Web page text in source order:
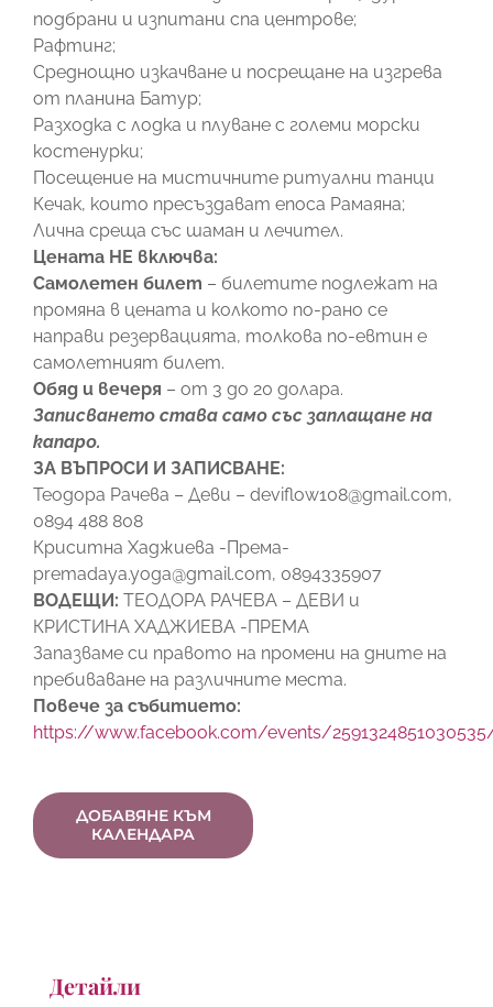
подбрани и изпитани спа центрове;
Рафтинг;
Среднощно изкачване и посрещане на изгрева
от планина Батур;
Разходка с лодка и плуване с големи морски
костенурки;
Посещение на мистичните ритуални танци
Кечак, които пресъздават епоса Рамаяна;
Лична среща със шаман и лечител.
Цената НЕ включва:
Самолетен билет – билетите подлежат на
промяна в цената и колкото по-рано се
направи резервацията, толкова по-евтин е
самолетният билет.
Обяд и вечеря – от 3 до 20 долара.
​Записването става само със заплащане на
капаро.
ЗА ВЪПРОСИ И ЗАПИСВАНЕ:
Теодора Рачева – Деви – deviflow108@gmail.com,
0894 488 808
Криситна Хаджиева -Према-
premadaya.yoga@gmail.com, 0894335907
ВОДЕЩИ: ТЕОДОРА РАЧЕВА – ДЕВИ и
КРИСТИНА ХАДЖИЕВА -ПРЕМА
Запазваме си правото на промени на дните на
пребиваване на различните места.
Повече за събитието:
https://www.facebook.com/events/
ДОБАВЯНЕ КЪМ
КАЛЕНДАРА
Детайли